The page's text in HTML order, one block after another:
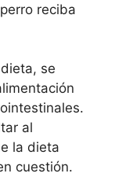
reciba
se
al
la dieta
cuestión.